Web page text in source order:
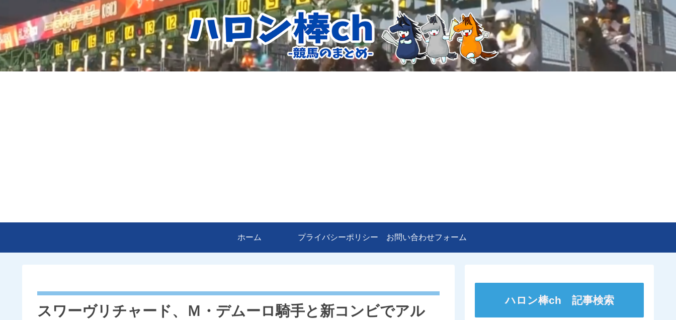
ホーム プライバシーポリシー お問い合わせフォーム
スワーヴリチャード、Ｍ・デムーロ騎手と新コンビでアル
ハロン棒ch 記事検索